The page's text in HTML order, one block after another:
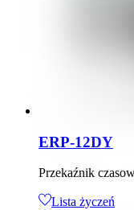
ERP-12DY
Przekaźnik
Lista życzeń